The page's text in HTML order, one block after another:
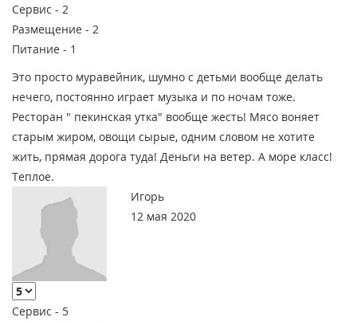
Сервис - 2
Размещение - 2
Питание - 1
Это просто муравейник, шумно с детьми вообще делать
нечего, постоянно играет музыка и по ночам тоже.
Ресторан " пекинская утка" вообще жесть! Мясо воняет
старым жиром, овощи сырые, одним словом не хотите
жить, прямая дорога туда! Деньги на ветер. А море класс!
Теплое.
Игорь
12 мая 2020
Сервис - 5